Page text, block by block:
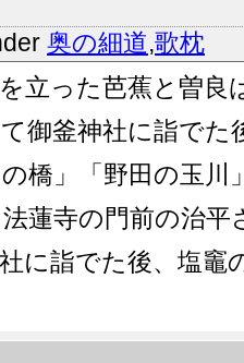
奥の細道,歌枕
立った芭蕉と曽良
御釜神社に詣でた
橋」「野田の玉川
蓮寺の門前の治
に詣でた後、塩竈